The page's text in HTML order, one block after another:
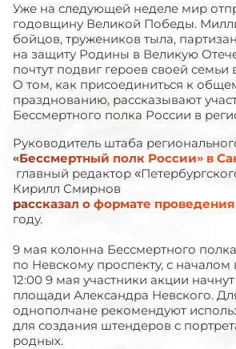
Уже на следующей неделе мир
годовщину Великой Победы.
бойцов, тружеников тыла,
на защиту Родины в Великую
почтут подвиг героев своей семьи
О том, как присоединиться к
празднованию, рассказывают
Бессмертного полка России в
Руководитель штаба
«Бессмертный полк России» в
главный редактор
Кирилл Смирнов
рассказал о формате
году.
9 мая колонна Бессмертного
по Невскому проспекту, с началом
12:00 9 мая участники акции
площади Александра Невского.
однополчане рекомендуют
для создания штендеров с
родных.